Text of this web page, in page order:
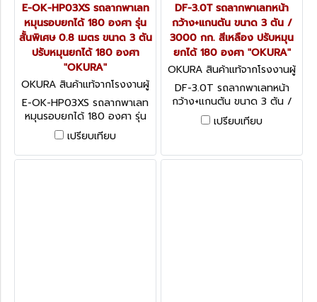
E-OK-HP03XS รถลากพาเลท
หมุนรอบยกได้ 180 องศา รุ่น
สั้นพิเศษ 0.8 เมตร ขนาด 3 ตัน
ปรับหมุนยกได้ 180 องศา
"OKURA"
OKURA สินค้าแท้จากโรงงานผู้
ผลิต E-OK-HP03XS
E-OK-HP03XS รถลากพาเลท
หมุนรอบยกได้ 180 องศา รุ่น
สั้นพิเศษ 0.8 เมตร ขนาด 3 ตัน
ปรับหมุนยกได้ 180 องศา
"OKURA"
เปรียบเทียบ
DF-3.0T รถลากพาเลทหน้า
กว้าง+แกนตัน ขนาด 3 ตัน /
3000 กก. สีเหลือง ปรับหมุน
ยกได้ 180 องศา "OKURA"
OKURA สินค้าแท้จากโรงงานผู้
ผลิต DF-3.0T
DF-3.0T รถลากพาเลทหน้า
กว้าง+แกนตัน ขนาด 3 ตัน /
3000 กก. สีเหลือง ปรับหมุน
ยกได้ 180 องศา "OKURA"
เปรียบเทียบ